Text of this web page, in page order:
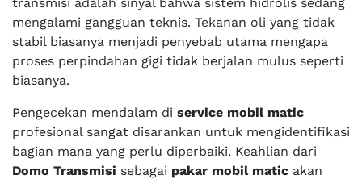
mengalami gangguan teknis. Tekanan oli yang tidak
stabil biasanya menjadi penyebab utama mengapa
proses perpindahan gigi tidak berjalan mulus seperti
biasanya.
Pengecekan mendalam di service mobil matic
profesional sangat disarankan untuk mengidentifikasi
bagian mana yang perlu diperbaiki. Keahlian dari
Domo Transmisi sebagai pakar mobil matic akan